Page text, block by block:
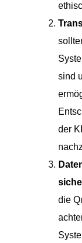
sind
der
die